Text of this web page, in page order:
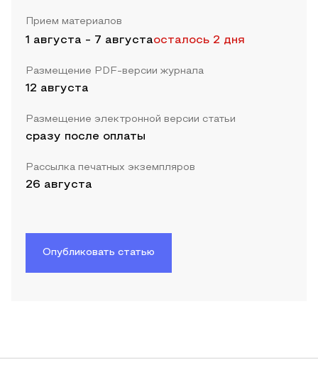
Прием материалов
1 августа - 7 августаосталось 2 дня
Размещение PDF-версии журнала
12 августа
Размещение электронной версии статьи
сразу после оплаты
Рассылка печатных экземпляров
26 августа
Опубликовать статью